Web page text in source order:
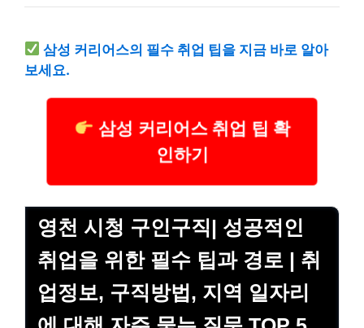
삼성 커리어스의 필수 취업 팁을 지금 바로 알아
보세요.
삼성 커리어스 취업 팁 확
인하기
영천 시청 구인구직| 성공적인
취업을 위한 필수 팁과 경로 | 취
업정보, 구직방법, 지역 일자리